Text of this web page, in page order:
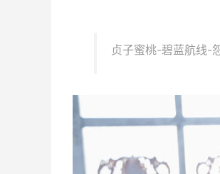
贞子蜜桃-碧蓝航线-